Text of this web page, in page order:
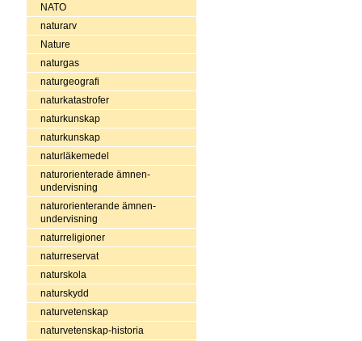
NATO
naturarv
Nature
naturgas
naturgeografi
naturkatastrofer
naturkunskap
naturkunskap
naturläkemedel
naturorienterade ämnen-
undervisning
naturorienterande ämnen-
undervisning
naturreligioner
naturreservat
naturskola
naturskydd
naturvetenskap
naturvetenskap-historia